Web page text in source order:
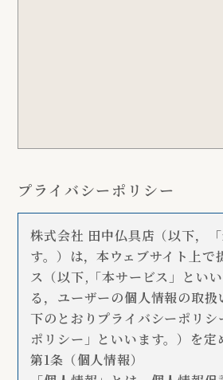
プライバシーポリシー
株式会社 田中仏具店（以下，
す。）は，本ウェブサイト上で
ス（以下,「本サービス」とい
る，ユーザーの個人情報の取扱
下のとおりプライバシーポリシ
ポリシー」といいます。）を定
第1条（個人情報）